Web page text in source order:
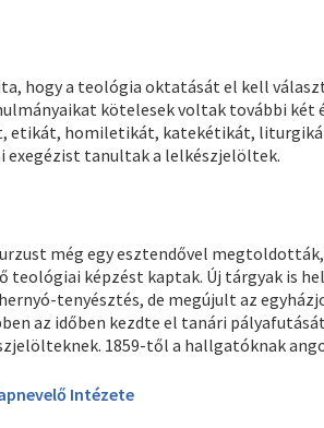
hogy a teológia oktatását el kell
kötelesek voltak további két
etikát, homiletikát, katekétikát,
tanultak a lelkészjelöltek.
még egy esztendővel
képzést kaptak. Új tárgyak is
tenyésztés, de megújult az
az időben kezdte el tanári
1859-től a hallgatóknak
Intézete